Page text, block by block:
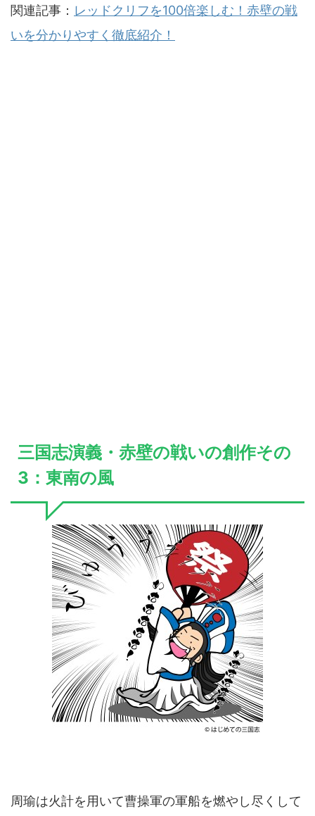
関連記事： レッドクリフを100倍楽しむ！赤壁の戦
いを分かりやすく徹底紹介！
三国志演義・赤壁の戦いの創作その
3：東南の風
周瑜は火計を用いて曹操軍の軍船を燃やし尽くして